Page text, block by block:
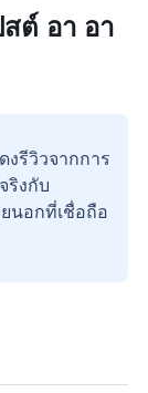
ต์ อา อา
งรีวิวจากการ
ริงกับ
นอกที่เชื่อถือ